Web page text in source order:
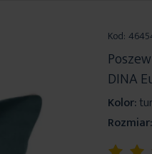
Kod:
DINA
Kolor:
Rozmiar:
Ocena: